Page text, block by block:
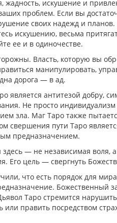
жадность, искушение и
проблем. Если вы
своих надежд и
искушению, весьма
ее и в одиночестве.
Власть, которую вы
манипулировать,
дорога — в ад.
является антитезой добру,
Не просто
зла. Маг Таро также
свершения пути Таро
предназначением.
здесь — не независимая
Его цель — свергнуть
что есть порядок для
Божественный
Таро стремится
или править посредством